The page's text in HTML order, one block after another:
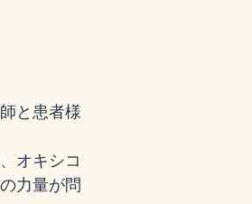
と患者様
オキシコ
力量が問